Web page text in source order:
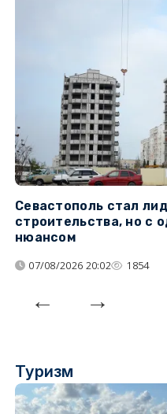
Севастополь стал
строительства, но с
нюансом
07/08/2026 20:02 1854
Туризм